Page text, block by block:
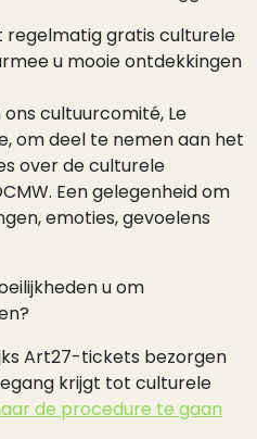
regelmatig gratis culturele
u mooie ontdekkingen
cultuurcomité, Le
om deel te nemen aan het
over de culturele
Een gelegenheid om
emoties, gevoelens
u om
Art27-tickets bezorgen
krijgt tot culturele
de procedure te gaan